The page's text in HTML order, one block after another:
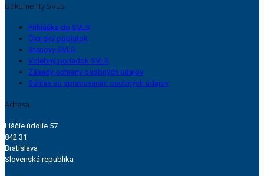
Dokumenty SVLS
Prihláška do SVLS
Členský poplatok
Stanovy SVLS
Volebný poriadok SVLS
Zásady ochrany osobných údajov
Súhlas so spracovaním osobných údajov
Adresa
Líščie údolie 57
842 31
Bratislava
Slovenská republika